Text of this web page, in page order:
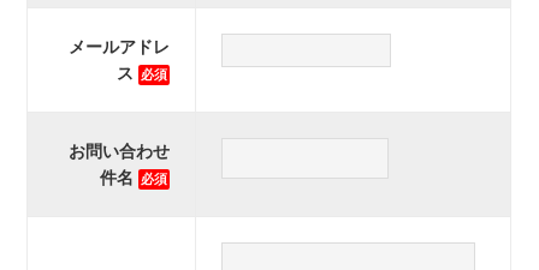
BUYMAの売れ筋商品
メールアドレ
ス 必須
お問い合わせ
件名 必須